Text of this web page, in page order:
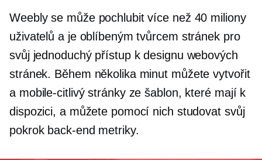
Weebly se může pochlubit více než 40 miliony
uživatelů a je oblíbeným tvůrcem stránek pro
svůj jednoduchý přístup k designu webových
stránek. Během několika minut můžete vytvořit
a mobile-citlivýstránky ze šablon, které mají k
dispozici, a můžete pomocí nich studovat svůj
pokrok back-end metriky.